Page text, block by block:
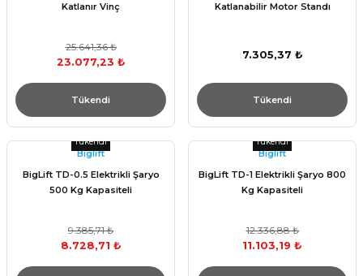
Katlanır Vinç
25.641,36 ₺
23.077,23 ₺
Tükendi
Katlanabilir Motor Standı
7.305,37 ₺
Tükendi
Tükendi
Bıglıft
BigLift TD-0.5 Elektrikli Şaryo
500 Kg Kapasiteli
9.385,71 ₺
8.728,71 ₺
Tükendi
Bıglıft
BigLift TD-1 Elektrikli Şaryo 800
Kg Kapasiteli
12.336,88 ₺
11.103,19 ₺